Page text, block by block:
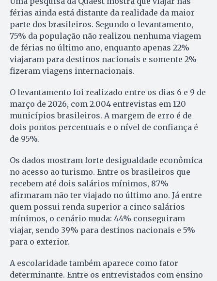
férias ainda está distante da realidade da maior
parte dos brasileiros. Segundo o levantamento,
75% da população não realizou nenhuma viagem
de férias no último ano, enquanto apenas 22%
viajaram para destinos nacionais e somente 2%
fizeram viagens internacionais.
O levantamento foi realizado entre os dias 6 e 9 de
março de 2026, com 2.004 entrevistas em 120
municípios brasileiros. A margem de erro é de
dois pontos percentuais e o nível de confiança é
de 95%.
Os dados mostram forte desigualdade econômica
no acesso ao turismo. Entre os brasileiros que
recebem até dois salários mínimos, 87%
afirmaram não ter viajado no último ano. Já entre
quem possui renda superior a cinco salários
mínimos, o cenário muda: 44% conseguiram
viajar, sendo 39% para destinos nacionais e 5%
para o exterior.
A escolaridade também aparece como fator
determinante. Entre os entrevistados com ensino